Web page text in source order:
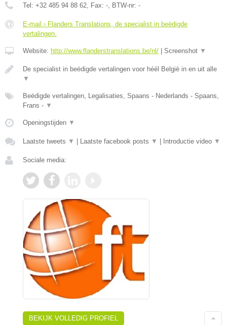
Tel: +32 485 94 88 62 , Fax: - , BTW-nr: -
E-mail › Flanders Translations, de specialist in beëdigde
vertalingen.
Website: http://www.flanderstranslations.be/nl/ | Screenshot ▼
De specialist in beëdigde vertalingen voor héél België in en uit alle
▼
Beëdigde vertalingen, Legalisaties, Spaans - Nederlands - Spaans,
Frans - ▼
Openingstijden ▼
Laatste tweets ▼ | Laatste facebook posts ▼ | Introductie video ▼
Sociale media:
BEKIJK VOLLEDIG PROFIEL